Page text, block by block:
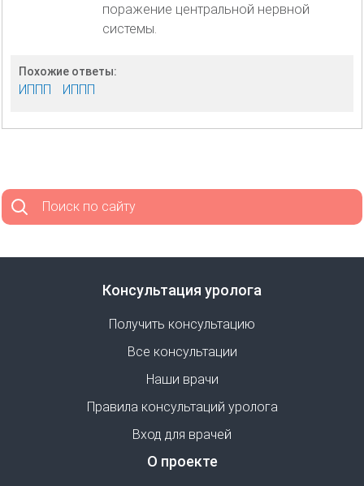
поражение центральной нервной
системы.
Похожие ответы:
ИППП ИППП
Поиск по сайту
Консультация уролога
Получить консультацию
Все консультации
Наши врачи
Правила консультаций уролога
Вход для врачей
О проекте